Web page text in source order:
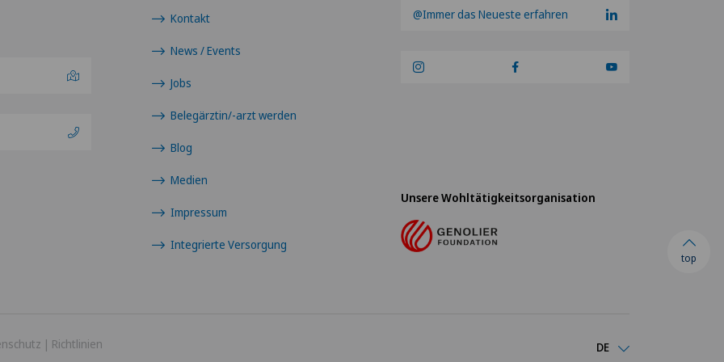
Hôpital de Saint-Imier
Internationale Patienten
Privatklinik Lindberg
Privatklinik Obach
@Immer das Neueste erfahren
Kontakt
News / Events
Jobs
Belegärztin/-arzt werden
Blog
Medien
Impressum
Integrierte Versorgung
Unsere Wohltätigkeitsorganisation
top
| Richtlinien DE